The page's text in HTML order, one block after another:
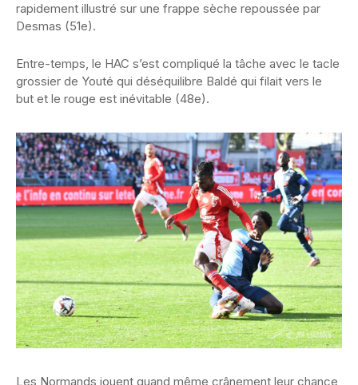
rapidement illustré sur une frappe sèche repoussée par
Desmas (51e).
Entre-temps, le HAC s’est compliqué la tâche avec le tacle
grossier de Youté qui déséquilibre Baldé qui filait vers le
but et le rouge est inévitable (48e).
Les Normands jouent quand même crânement leur chance